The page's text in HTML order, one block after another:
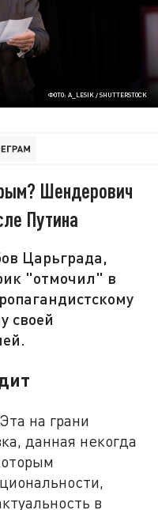
ФОТО: A_LESIK / SHUTTERSTOCK
Шендерович
Путина
Царьграда,
"отмочил" в
своей
на грани
данная некогда
в